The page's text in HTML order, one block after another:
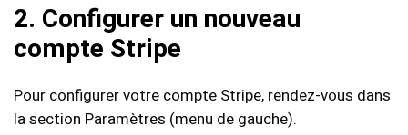
2. Configurer un nouveau
compte Stripe
Pour configurer votre compte Stripe, rendez-vous dans
la section Paramètres (menu de gauche).